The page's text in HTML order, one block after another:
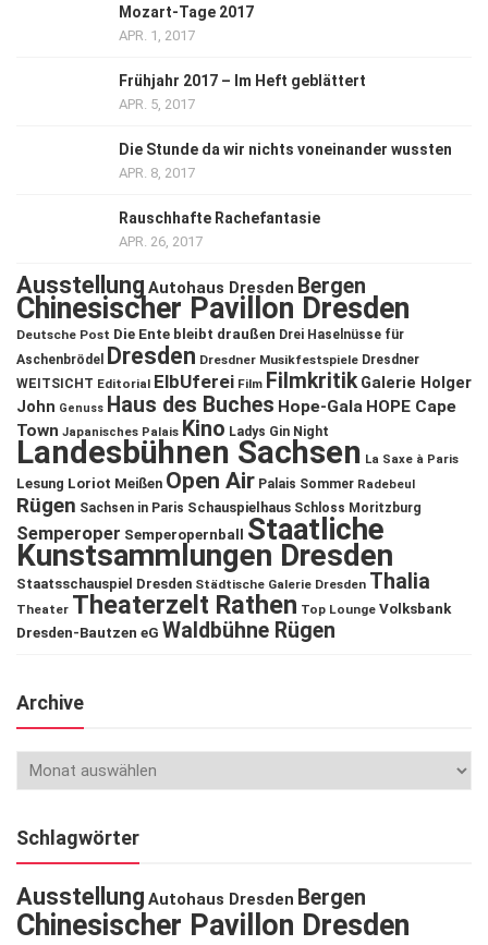
Mozart-Tage 2017
APR. 1, 2017
Frühjahr 2017 – Im Heft geblättert
APR. 5, 2017
Die Stunde da wir nichts voneinander wussten
APR. 8, 2017
Rauschhafte Rachefantasie
APR. 26, 2017
Ausstellung Autohaus Dresden Bergen
Chinesischer Pavillon Dresden
Deutsche Post Die Ente bleibt draußen Drei Haselnüsse für
Aschenbrödel
Dresden Dresdner Musikfestspiele Dresdner
WEITSICHT Editorial ElbUferei Film Filmkritik Galerie Holger
John Genuss Haus des Buches Hope-Gala HOPE Cape
Town Japanisches Palais Kino Ladys Gin Night
Landesbühnen Sachsen La Saxe à Paris
Lesung Loriot Meißen Open Air Palais Sommer Radebeul
Rügen Sachsen in Paris Schauspielhaus Schloss Moritzburg
Semperoper Semperopernball Staatliche
Kunstsammlungen Dresden
Staatsschauspiel Dresden Städtische Galerie Dresden Thalia
Theater Theaterzelt Rathen Top Lounge Volksbank
Dresden-Bautzen eG Waldbühne Rügen
Archive
Schlagwörter
Ausstellung Autohaus Dresden Bergen
Chinesischer Pavillon Dresden